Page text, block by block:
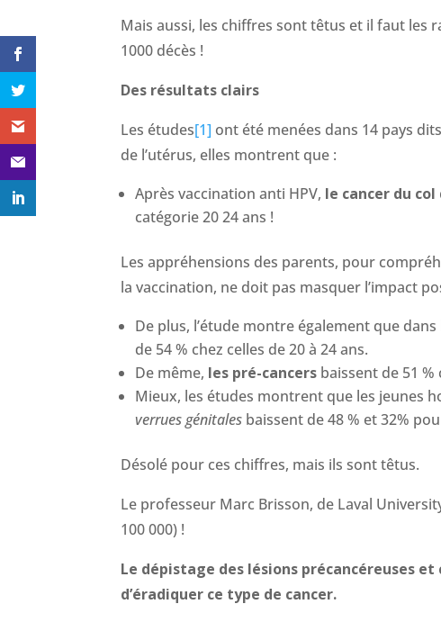
Mais aussi, les chiffres sont têtus et il faut les
1000 décès !
Des résultats clairs
Les études[1] ont été menées dans 14 pays
de l’utérus, elles montrent que :
Après vaccination anti HPV, le cancer du col
catégorie 20 24 ans !
Les appréhensions des parents, pour
la vaccination, ne doit pas masquer l’impact
De plus, l’étude montre également que
de 54 % chez celles de 20 à 24 ans.
De même, les pré-cancers baissent de 51 %
Mieux, les études montrent que les jeunes
verrues génitales baissent de 48 % et 32%
Désolé pour ces chiffres, mais ils sont têtus.
Le professeur Marc Brisson, de Laval
100 000) !
Le dépistage des lésions précancéreuses
d’éradiquer ce type de cancer.